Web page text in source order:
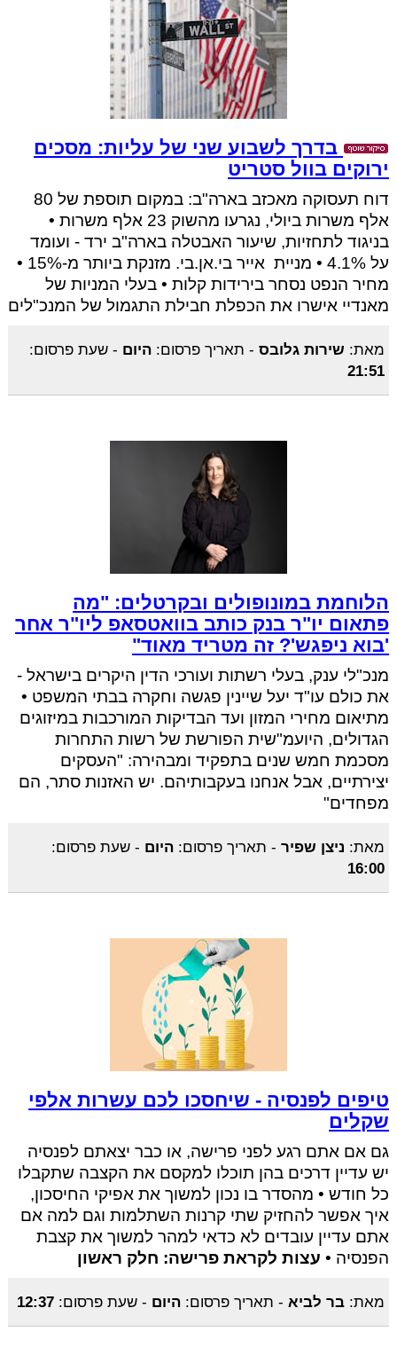
בדרך לשבוע שני של עליות: מסכים
ירוקים בוול סטריט
דוח תעסוקה מאכזב בארה"ב: במקום תוספת של 80
אלף משרות ביולי, נגרעו מהשוק 23 אלף משרות •
בניגוד לתחזיות, שיעור האבטלה בארה"ב ירד - ועומד
על 4.1% • מניית אייר בי.אן.בי. מזנקת ביותר מ-15% •
מחיר הנפט נסחר בירידות קלות • בעלי המניות של
מאנדיי אישרו את הכפלת חבילת התגמול של המנכ"לים
מאת: שירות גלובס- תאריך פרסום: היום - שעת פרסום:
21:51
הלוחמת במונופולים ובקרטלים: "מה
פתאום יו"ר בנק כותב בוואטסאפ ליו"ר אחר
'בוא ניפגש'? זה מטריד מאוד"
מנכ"לי ענק, בעלי רשתות ועורכי הדין היקרים בישראל -
את כולם עו"ד יעל שיינין פגשה וחקרה בבתי המשפט •
מתיאום מחירי המזון ועד הבדיקות המורכבות במיזוגים
הגדולים, היועמ"שית הפורשת של רשות התחרות
מסכמת חמש שנים בתפקיד ומבהירה: "העסקים
יצירתיים, אבל אנחנו בעקבותיהם. יש האזנות סתר, הם
מפחדים"
מאת: ניצן שפיר- תאריך פרסום: היום - שעת פרסום:
16:00
טיפים לפנסיה - שיחסכו לכם עשרות אלפי
שקלים
גם אם אתם רגע לפני פרישה, או כבר יצאתם לפנסיה
יש עדיין דרכים בהן תוכלו למקסם את הקצבה שתקבלו
כל חודש • מהסדר בו נכון למשוך את אפיקי החיסכון,
איך אפשר להחזיק שתי קרנות השתלמות וגם למה אם
אתם עדיין עובדים לא כדאי למהר למשוך את קצבת
הפנסיה • עצות לקראת פרישה: חלק ראשון
מאת: בר לביא- תאריך פרסום: היום - שעת פרסום: 12:37